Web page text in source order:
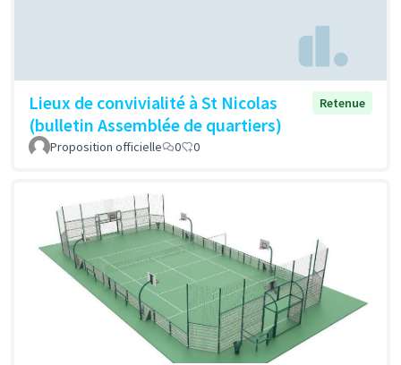
Lieux de convivialité à St Nicolas
(bulletin Assemblée de quartiers)
Retenue
Proposition officielle 0 0